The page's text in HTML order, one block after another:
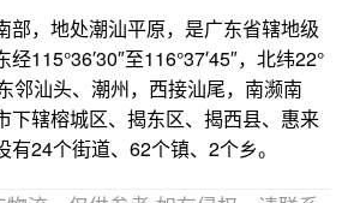
部，地处潮汕平原，是广东省辖地级
115°36′30″至116°37′45″，北纬22°
东邻汕头、潮州，西接汕尾，南濒南
下辖榕城区、揭东区、揭西县、惠来
24个街道、62个镇、2个乡。